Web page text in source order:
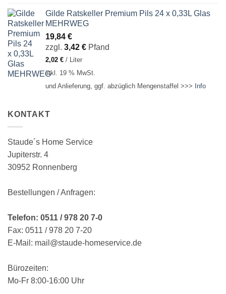
Gilde Ratskeller Premium Pils 24 x 0,33L Glas
MEHRWEG
19,84 €
zzgl. 3,42 € Pfand
2,02 € /
Liter
inkl. 19 % MwSt.
und Anlieferung, ggf. abzüglich Mengenstaffel >>> Info
KONTAKT
Staude´s Home Service
Jupiterstr. 4
30952 Ronnenberg
Bestellungen / Anfragen:
Telefon: 0511 / 978 20 7-0
Fax: 0511 / 978 20 7-20
E-Mail: mail@staude-homeservice.de
Bürozeiten:
Mo-Fr 8:00-16:00 Uhr